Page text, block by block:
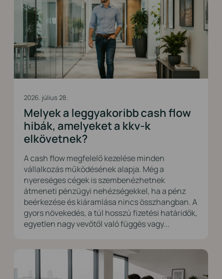
2026. július 28.
Melyek a leggyakoribb cash flow
hibák, amelyeket a kkv-k
elkövetnek?
A cash flow megfelelő kezelése minden
vállalkozás működésének alapja. Még a
nyereséges cégek is szembenézhetnek
átmeneti pénzügyi nehézségekkel, ha a pénz
beérkezése és kiáramlása nincs összhangban. A
gyors növekedés, a túl hosszú fizetési határidők,
egyetlen nagy vevőtől való függés vagy...